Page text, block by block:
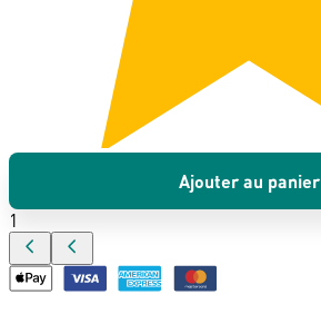
Ajouter au panier
1